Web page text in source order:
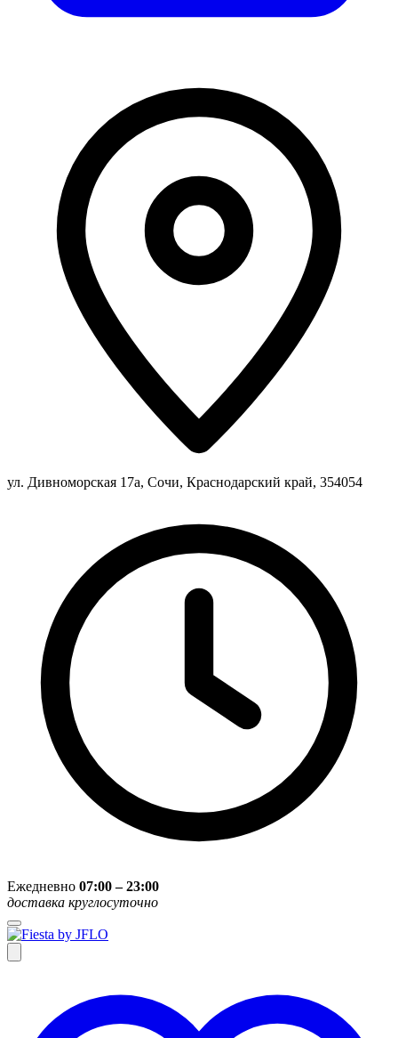
ул. Дивноморская 17а, Сочи, Краснодарский край, 354054
Ежедневно 07:00 – 23:00
доставка круглосуточно